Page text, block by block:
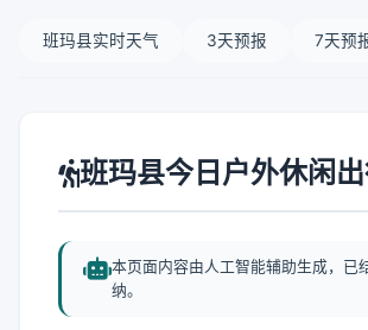
班玛县实时天气 3天预报 7天预
班玛县今日户外休闲
本页面内容由人工智能辅助生成，已
纳。